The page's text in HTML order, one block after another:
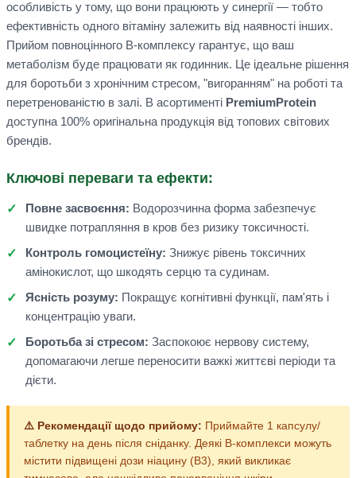
особливість у тому, що вони працюють у синергії — тобто
ефективність одного вітаміну залежить від наявності інших.
Прийом повноцінного B-комплексу гарантує, що ваш
метаболізм буде працювати як годинник. Це ідеальне рішення
для боротьби з хронічним стресом, "вигоранням" на роботі та
перетренованістю в залі. В асортименті PremiumProtein
доступна 100% оригінальна продукція від топових світових
брендів.
Ключові переваги та ефекти:
Повне засвоєння: Водорозчинна форма забезпечує
швидке потрапляння в кров без ризику токсичності.
Контроль гомоцистеїну: Знижує рівень токсичних
амінокислот, що шкодять серцю та судинам.
Ясність розуму: Покращує когнітивні функції, пам'ять і
концентрацію уваги.
Боротьба зі стресом: Заспокоює нервову систему,
допомагаючи легше переносити важкі життєві періоди та
дієти.
⚠️ Рекомендації щодо прийому: Приймайте 1 капсулу/
таблетку на день після сніданку. Деякі B-комплекси можуть
містити підвищені дози ніацину (B3), який викликає